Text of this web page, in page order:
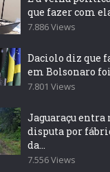
que fazer com
7.886 Views
Daciolo diz que
em Bolsonaro
7.801 Views
Jaguaraçu entra
disputa por
da...
7.556 Views